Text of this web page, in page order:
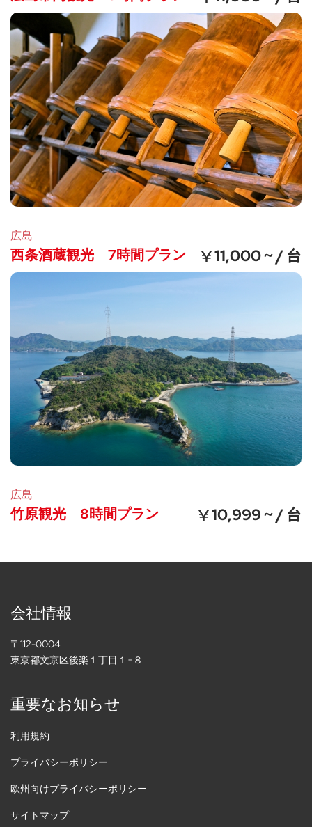
広島
西条酒蔵観光 7時間プラン 11,000 ~ / 台
広島
竹原観光 8時間プラン 10,999 ~ / 台
会社情報
〒112-0004
東京都文京区後楽１丁目１−８
重要なお知らせ
利用規約
プライバシーポリシー
欧州向けプライバシーポリシー
サイトマップ